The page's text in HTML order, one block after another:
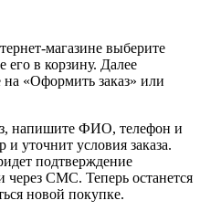
магазине выберите
его в корзину. Далее
«Оформить заказ» или
напишите ФИО, телефон и
уточнит условия заказа.
подтверждение
через СМС. Теперь останется
новой покупке.